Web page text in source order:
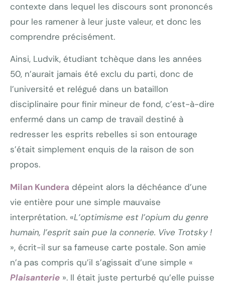
contexte dans lequel les discours sont prononcés
pour les ramener à leur juste valeur, et donc les
comprendre précisément.
Ainsi, Ludvik, étudiant tchèque dans les années
50, n’aurait jamais été exclu du parti, donc de
l’université et relégué dans un bataillon
disciplinaire pour finir mineur de fond, c’est-à-dire
enfermé dans un camp de travail destiné à
redresser les esprits rebelles si son entourage
s’était simplement enquis de la raison de son
propos.
Milan Kundera dépeint alors la déchéance d’une
vie entière pour une simple mauvaise
interprétation. «L’optimisme est l’opium du genre
humain, l’esprit sain pue la connerie. Vive Trotsky !
», écrit-il sur sa fameuse carte postale. Son amie
n’a pas compris qu’il s’agissait d’une simple «
Plaisanterie ». Il était juste perturbé qu’elle puisse